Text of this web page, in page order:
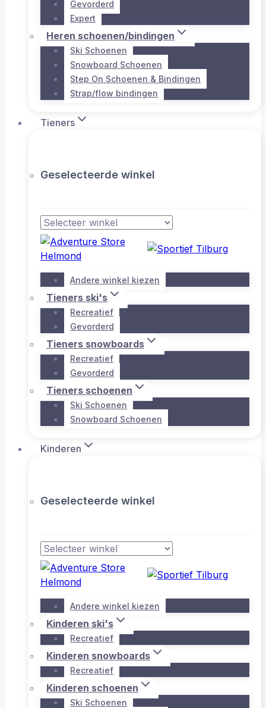
Gevorderd
Expert
Heren schoenen/bindingen
Ski Schoenen
Snowboard Schoenen
Step On Schoenen & Bindingen
Strap/flow bindingen
Tieners
Geselecteerde winkel
Andere winkel kiezen
Tieners ski's
Recreatief
Gevorderd
Tieners snowboards
Recreatief
Gevorderd
Tieners schoenen
Ski Schoenen
Snowboard Schoenen
Kinderen
Geselecteerde winkel
Andere winkel kiezen
Kinderen ski's
Recreatief
Kinderen snowboards
Recreatief
Kinderen schoenen
Ski Schoenen